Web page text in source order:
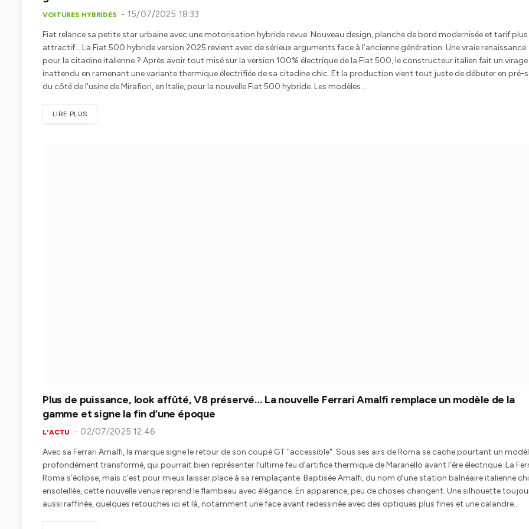
VOITURES HYBRIDES 15/07/2025 18:33
Fiat relance sa petite star urbaine avec une motorisation hybride revue. Nouveau design, planche de bord modernisée et tarif plus
attractif… La Fiat 500 hybride version 2025 revient avec de sérieux arguments face à l’ancienne génération. Une vraie renaissance
pour la citadine italienne ? Après avoir tout misé sur la version 100% électrique de la Fiat 500, le constructeur italien fait un virage
inattendu en ramenant une variante thermique électrifiée de sa citadine chic. Et la production vient tout juste de débuter en pré-
du côté de l'usine de Mirafiori, en Italie, pour la nouvelle Fiat 500 hybride. Les modèles…
LIRE PLUS
Plus de puissance, look affûté, V8 préservé… La nouvelle Ferrari Amalfi remplace un modèle de la
gamme et signe la fin d’une époque
L'ACTU 02/07/2025 12:46
Avec sa Ferrari Amalfi, la marque signe le retour de son coupé GT "accessible". Sous ses airs de Roma se cache pourtant un
profondément transformé, qui pourrait bien représenter l’ultime feu d’artifice thermique de Maranello avant l’ère électrique. La
Roma s’éclipse, mais c’est pour mieux laisser place à sa remplaçante. Baptisée Amalfi, du nom d’une station balnéaire italienne
ensoleillée, cette nouvelle venue reprend le flambeau avec élégance. En apparence, peu de choses changent. Une silhouette
aussi raffinée, quelques retouches ici et là, notamment une face avant redessinée avec des optiques plus fines et une calandre…